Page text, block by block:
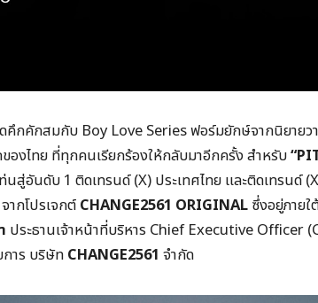
คึกคักสมกับ Boy Love Series ฟอร์มยักษ์จากนิยาย
องไทย ที่ทุกคนเรียกร้องให้กลับมาอีกครั้ง สำหรับ“
สู่อันดับ 1 ติดเทรนด์ (X) ประเทศไทย และติดเทรนด์
ากโปรเจกต์ CHANGE2561 ORIGINAL ซึ่งอยู่ภาย
ประธานเจ้าหน้าที่บริหาร Chief Executive Officer
าร บริษัท CHANGE2561 จำกัด